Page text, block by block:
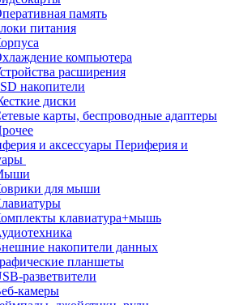
память
питания
компьютера
расширения
накопители
диски
карты, беспроводные адаптеры
Периферия и
для мыши
клавиатура+мышь
накопители данных
планшеты
разветвители
камеры